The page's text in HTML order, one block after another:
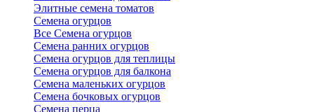
Элитные семена томатов
Семена огурцов
Все Семена огурцов
Семена ранних огурцов
Семена огурцов для теплицы
Семена огурцов для балкона
Семена маленьких огурцов
Семена бочковых огурцов
Семена перца